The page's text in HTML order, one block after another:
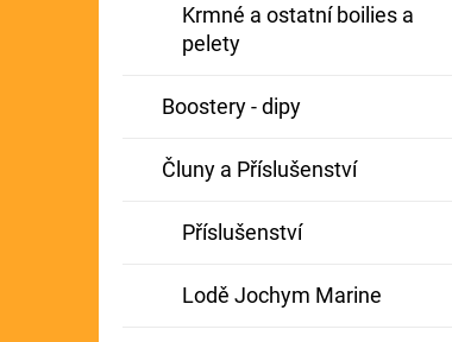
Krmné a ostatní boilies a
pelety
Boostery - dipy
Čluny a Příslušenství
Příslušenství
Lodě Jochym Marine
BOILIE RIG PLUS 25LB
Původně: 79 Kč